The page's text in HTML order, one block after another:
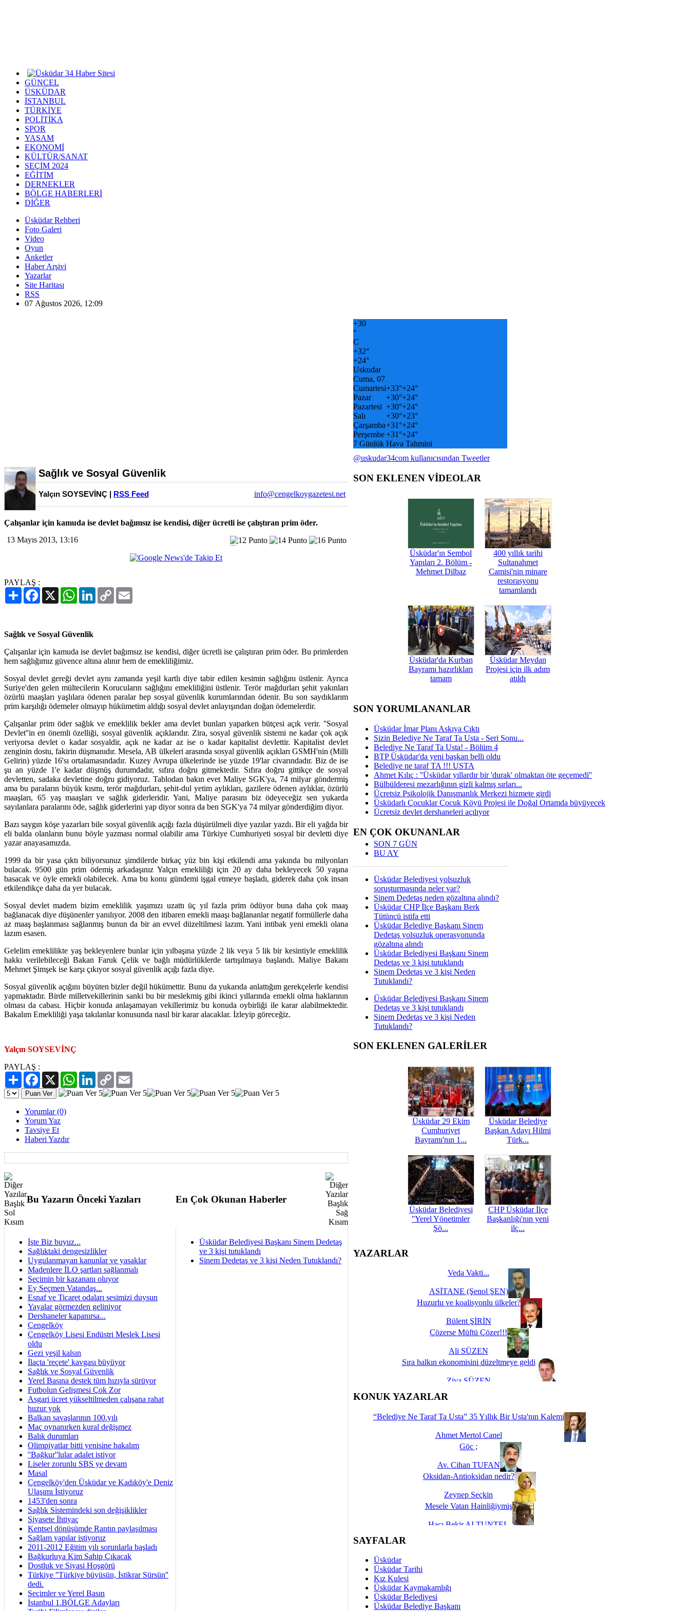
GÜNCEL
ÜSKÜDAR
İSTANBUL
TÜRKİYE
POLİTİKA
SPOR
YAŞAM
EKONOMİ
KÜLTÜR/SANAT
SEÇİM 2024
EĞİTİM
DERNEKLER
BÖLGE HABERLERİ
DİĞER
Üsküdar Rehberi
Foto Galeri
Video
Oyun
Anketler
Haber Arşivi
Yazarlar
Site Haritası
RSS
07 Ağustos 2026, 12:09
Sağlık ve Sosyal Güvenlik
Yalçın SOYSEVİNÇ | RSS Feed info@cengelkoygazetesi.net
Çalışanlar için kamuda ise devlet bağımsız ise kendisi, diğer ücretli ise çalıştıran prim öder.
13 Mayıs 2013, 13:16
PAYLAŞ :
PaylaşFacebook
X WhatsAppLinkedIn
Copy
Link
Sağlık ve Sosyal Güvenlik
Çalışanlar için kamuda ise devlet bağımsız ise kendisi, diğer ücretli ise çalıştıran prim öder. Bu primlerden
hem sağlığımız güvence altına alınır hem de emekliliğimiz.
Sosyal devlet gereği devlet aynı zamanda yeşil kartlı diye tabir edilen kesimin sağlığını üstlenir. Ayrıca
Suriye'den gelen mültecilerin Korucuların sağlığını emekliliğini üstlenir. Terör mağdurları şehit yakınları
özürlü maaşları yaşlılara ödenen paralar hep sosyal güvenlik kurumlarından ödenir. Bu son saydıklarım
prim karşılığı ödemeler olmayıp hükümetim aldığı sosyal devlet anlayışından doğan ödemelerdir.
Çalışanlar prim öder sağlık ve emeklilik bekler ama devlet bunları yaparken bütçesi açık verir. ''Sosyal
Devlet''in en önemli özelliği, sosyal güvenlik açıklarıdır. Zira, sosyal güvenlik sistemi ne kadar çok açık
veriyorsa devlet o kadar sosyaldir, açık ne kadar az ise o kadar kapitalist devlettir. Kapitalist devlet
zenginin dostu, fakirin düşmanıdır. Mesela, AB ülkeleri arasında sosyal güvenlik açıkları GSMH'nin (Milli
Gelirin) yüzde 16'sı ortalamasındadır. Kuzey Avrupa ülkelerinde ise yüzde 19'lar civarındadır. Biz de ise
şu an yüzde 1'e kadar düşmüş durumdadır, sıfıra doğru gitmektedir. Sıfıra doğru gittikçe de sosyal
devletten, sadaka devletine doğru gidiyoruz. Tablodan bakın evet Maliye SGK'ya, 74 milyar göndermiş
ama bu paraların büyük kısmı, terör mağdurları, şehit-dul yetim aylıkları, gazilere ödenen aylıklar, özürlü
maaşları, 65 yaş maaşları ve sağlık giderleridir. Yani, Maliye parasını biz ödeyeceğiz sen yukarda
sayılanlara paralarını öde, sağlık giderlerini yap diyor sonra da ben SGK'ya 74 milyar gönderdiğim diyor.
Bazı saygın köşe yazarları bile sosyal güvenlik açığı fazla düşürülmeli diye yazılar yazdı. Bir eli yağda bir
eli balda olanların bunu böyle yazması normal olabilir ama Türkiye Cumhuriyeti sosyal bir devletti diye
yazar anayasamızda.
1999 da bir yasa çıktı biliyorsunuz şimdilerde birkaç yüz bin kişi etkilendi ama yakında bu milyonları
bulacak. 9500 gün prim ödemiş arkadaşınız Yalçın emekliliği için 20 ay daha bekleyecek 50 yaşına
basacak ve öyle emekli olabilecek. Ama bu konu gündemi işgal etmeye başladı, giderek daha çok insan
etkilendikçe daha da yer bulacak.
Sosyal devlet madem bizim emeklilik yaşımızı uzattı üç yıl fazla prim ödüyor buna daha çok maaş
bağlanacak diye düşünenler yanılıyor. 2008 den itibaren emekli maaşı bağlananlar negatif formüllerle daha
az maaş başlanması sağlanmış bunun da bir an evvel düzeltilmesi lazım. Yani intibak yeni emekli olana
lazım esasen.
Gelelim emeklilikte yaş bekleyenlere bunlar için yılbaşına yüzde 2 lik veya 5 lik bir kesintiyle emeklilik
hakkı verilebileceği Bakan Faruk Çelik ve bağlı müdürlüklerde tartışılmaya başlandı. Maliye Bakanı
Mehmet Şimşek ise karşı çıkıyor sosyal güvenlik açığı fazla diye.
Sosyal güvenlik açığını büyüten bizler değil hükümettir. Bunu da yukarıda anlattığım gerekçelerle kendisi
yapmaktadır. Birde milletvekillerinin sanki bu bir meslekmiş gibi ikinci yıllarında emekli olma haklarının
olması da cabası. Hiçbir konuda anlaşamayan vekillerimiz bu konuda oybirliği ile karar alabilmektedir.
Bakalım Emekliliği yaşa takılanlar konusunda nasıl bir karar alacaklar. İzleyip göreceğiz.
Yalçın SOYSEVİNÇ
PAYLAŞ :
PaylaşFacebook
X WhatsAppLinkedIn
Copy
Link
Yorumlar (0)
Yorum Yaz
Tavsiye Et
Haberi Yazdır
Bu Yazarın Önceki Yazıları En Çok Okunan Haberler
İşte Biz buyuz...
Sağlıktaki dengesizlikler
Uygulanmayan kanunlar ve yasaklar
Madenlere İLO şartları sağlanmalı
Seçimin bir kazananı oluyor
Ey Seçmen Vatandaş...
Esnaf ve Ticaret odaları sesimizi duysun
Yayalar görmezden geliniyor
Dershaneler kapanırsa...
Çengelköy
Çengelköy Lisesi Endüstri Meslek Lisesi
oldu
Gezi yeşil kalsın
İlaçta 'reçete' kavgası büyüyor
Sağlık ve Sosyal Güvenlik
Yerel Basına destek tüm hızıyla sürüyor
Futbolun Gelişmesi Çok Zor
Asgari ücret yükseltilmeden çalışana rahat
huzur yok
Balkan savaşlarının 100.yılı
Maç oynanırken kural değişmez
Balık durumları
Olimpiyatlar bitti yenisine bakalım
''Bağkur''lular adalet istiyor
Liseler zorunlu SBS ye devam
Masal
Çengelköy'den Üsküdar ve Kadıköy'e Deniz
Ulaşımı İstiyoruz
1453'den sonra
Sağlık Sistemindeki son değişiklikler
Siyasete İhtiyaç
Kentsel dönüşümde Rantın paylaşılması
Sağlam yapılar istiyoruz
2011-2012 Eğitim yılı sorunlarla başladı
Bağkurluya Kim Sahip Çıkacak
Dostluk ve Siyasi Hoşgörü
Türkiye ''Türkiye büyüsün, İstikrar Sürsün''
dedi.
Seçimler ve Yerel Basın
İstanbul 1.BÖLGE Adayları
Üsküdar Belediyesi Başkanı Sinem Dedetaş
ve 3 kişi tutuklandı
Sinem Dedetaş ve 3 kişi Neden Tutuklandı?
+30
°
C
+32°
+24°
Uskudar
Cuma, 07
Cumartesi+33°+24°
Pazar
+30°+24°
Pazartesi +30°+24°
Salı
+30°+23°
Çarşamba+31°+24°
Perşembe+31°+24°
7 Günlük Hava Tahmini
@uskudar34com kullanıcısından Tweetler
SON EKLENEN VİDEOLAR
Üsküdar'ın Sembol
Yapıları 2. Bölüm -
Mehmet Dilbaz
400 yıllık tarihi
Sultanahmet
Camisi'nin minare
restorasyonu
tamamlandı
Üsküdar'da Kurban
Bayramı hazırlıkları
tamam
Üsküdar Meydan
Projesi için ilk adım
atıldı
SON YORUMLANANLAR
Üsküdar İmar Planı Askıya Çıktı
Sizin Belediye Ne Taraf Ta Usta - Seri Sonu...
Belediye Ne Taraf Ta Usta! - Bölüm 4
BTP Üsküdar'da yeni başkan belli oldu
Belediye ne taraf TA !!! USTA
Ahmet Kılıç : ''Üsküdar yıllardır bir 'durak' olmaktan öte geçemedi''
Bülbülderesi mezarlığının gizli kalmış sırları...
Ücretsiz Psikolojik Danışmanlık Merkezi hizmete girdi
Üsküdarlı Çocuklar Çocuk Köyü Projesi ile Doğal Ortamda büyüyecek
Ücretsiz devlet dershaneleri açılıyor
EN ÇOK OKUNANLAR
SON 7 GÜN
BU AY
Üsküdar Belediyesi yolsuzluk
soruşturmasında neler var?
Sinem Dedetaş neden gözaltına alındı?
Üsküdar CHP İlçe Başkanı Berk
Tütüncü istifa etti
Üsküdar Belediye Başkanı Sinem
Dedetaş yolsuzluk operasyonunda
gözaltına alındı
Üsküdar Belediyesi Başkanı Sinem
Dedetaş ve 3 kişi tutuklandı
Sinem Dedetaş ve 3 kişi Neden
Tutuklandı?
Üsküdar Belediyesi Başkanı Sinem
Dedetaş ve 3 kişi tutuklandı
Sinem Dedetaş ve 3 kişi Neden
Tutuklandı?
SON EKLENEN GALERİLER
Üsküdar 29 Ekim
Cumhuriyet
Bayramı'nın 1...
Üsküdar Belediye
Başkan Adayı Hilmi
Türk...
Üsküdar Belediyesi
''Yerel Yönetimler
Şö...
CHP Üsküdar İlçe
Başkanlığı'nın yeni
ilç...
YAZARLAR
Veda Vakti...
ASİTANE (Şenol ŞEN)
Huzurlu ve koalisyonlu ülkeler?
Bülent ŞİRİN
Çözerse Müftü Çözer!!!
Ali SÜZEN
Sıra halkın ekonomisini düzeltmeye geldi
Ziya SÜZEN
İşte Biz buyuz...
KONUK YAZARLAR
“Belediye Ne Taraf Ta Usta” 35 Yıllık Bir Usta'nın Kalemi
Ahmet Mertol Canel
Göç ;
Av. Cihan TUFAN
Oksidan-Antioksidan nedir?
Zeynep Seçkin
Mesele Vatan Hainliğiymiş
Hacı Bekir ALTUNTEL
Dünya Fani, Ama Kısa Bir Süre De Olsa Burdayız
Savaş ŞENEL
Hukukun Adaleti Kalmadı Üstadım!
SAYFALAR
Üsküdar
Üsküdar Tarihi
Kız Kulesi
Üsküdar Kaymakamlığı
Üsküdar Belediyesi
Üsküdar Belediye Başkanı